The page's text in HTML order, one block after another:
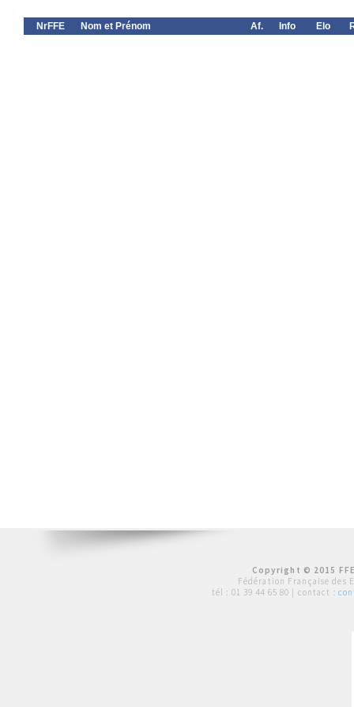
NrFFE Nom et Prénom Af. Info Elo
Copyright © 2015
Fédération Française des
tél : 01 39 44 65 80 | contact :